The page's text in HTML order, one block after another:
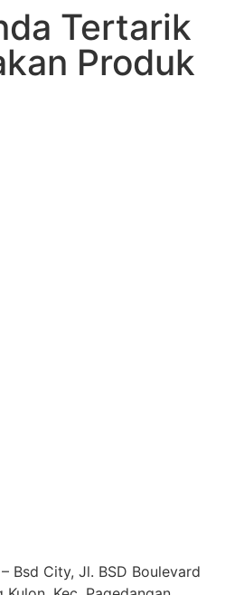
Tertarik
Produk
Bsd City, Jl. BSD Boulevard